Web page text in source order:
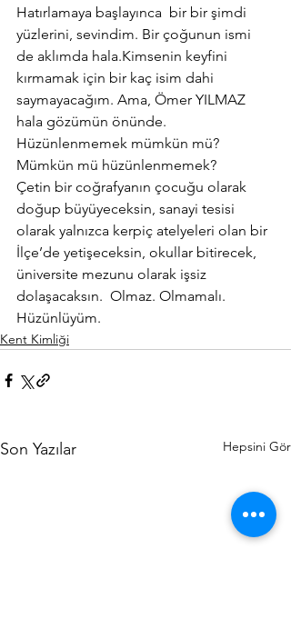
Hatırlamaya başlayınca  bir bir şimdi
yüzlerini, sevindim. Bir çoğunun ismi
de aklımda hala.Kimsenin keyfini
kırmamak için bir kaç isim dahi
saymayacağım. Ama, Ömer YILMAZ
hala gözümün önünde.
Hüzünlenmemek mümkün mü?
Mümkün mü hüzünlenmemek?
Çetin bir coğrafyanın çocuğu olarak
doğup büyüyeceksin, sanayi tesisi
olarak yalnızca kerpiç atelyeleri olan bir
İlçe’de yetişeceksin, okullar bitirecek,
üniversite mezunu olarak işsiz
dolaşacaksın.  Olmaz. Olmamalı.
Hüzünlüyüm.
Kent Kimliği
Son Yazılar Hepsini Gör